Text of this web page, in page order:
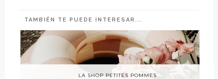
TAMBIÉN TE PUEDE INTERESAR...
LA SHOP PETITES POMMES